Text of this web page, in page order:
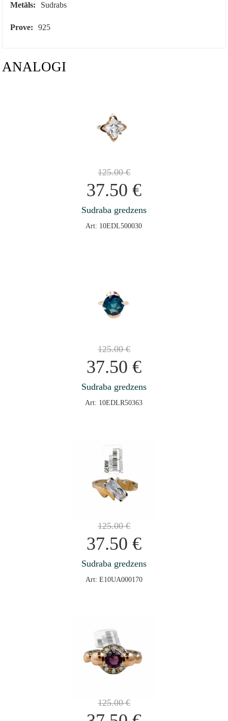
Metāls: Sudrabs
Prove: 925
ANALOGI
125.00€
37.50 €
Sudraba gredzens
Art: 10EDL500030
125.00€
37.50 €
Sudraba gredzens
Art: 10EDLR50363
125.00€
37.50 €
Sudraba gredzens
Art: E10UA000170
125.00€